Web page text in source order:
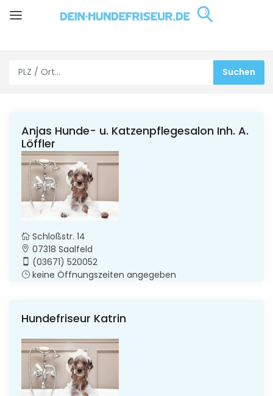
Anjas Hunde- u. Katzenpflegesalon Inh. A.
Löffler
Schloßstr. 14
07318 Saalfeld
(03671) 520052
keine Öffnungszeiten angegeben
Hundefriseur Katrin